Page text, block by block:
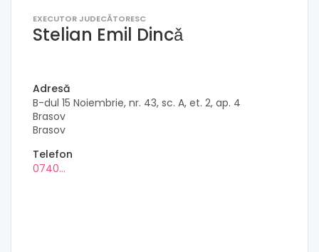
EXECUTOR JUDECĂTORESC
Stelian Emil Dincǎ
Adresă
B-dul 15 Noiembrie, nr. 43, sc. A, et. 2, ap. 4
Brasov
Brasov
Telefon
0740...